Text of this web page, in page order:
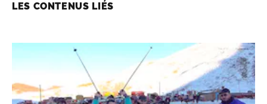
LES CONTENUS LIÉS